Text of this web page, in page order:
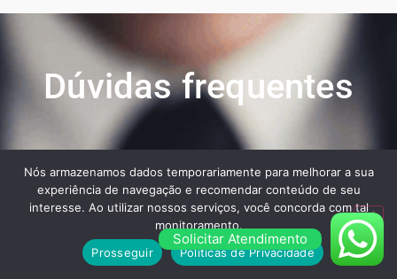
Dúvidas frequentes
clientes ao contratar os nossos serviços:
Solicitar Atendimento
Nós armazenamos dados temporariamente para melhorar a sua
experiência de navegação e recomendar conteúdo de seu
interesse. Ao utilizar nossos serviços, você concorda com tal
monitoramento.
Prosseguir
Políticas de Privacidade